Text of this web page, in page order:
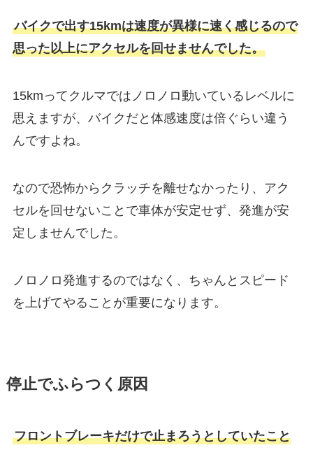
バイクで出す15kmは速度が異様に速く感じるので
思った以上にアクセルを回せませんでした。
15kmってクルマではノロノロ動いているレベルに
思えますが、バイクだと体感速度は倍ぐらい違う
んですよね。
なので恐怖からクラッチを離せなかったり、アク
セルを回せないことで車体が安定せず、発進が安
定しませんでした。
ノロノロ発進するのではなく、ちゃんとスピード
を上げてやることが重要になります。
停止でふらつく原因
フロントブレーキだけで止まろうとしていたこと